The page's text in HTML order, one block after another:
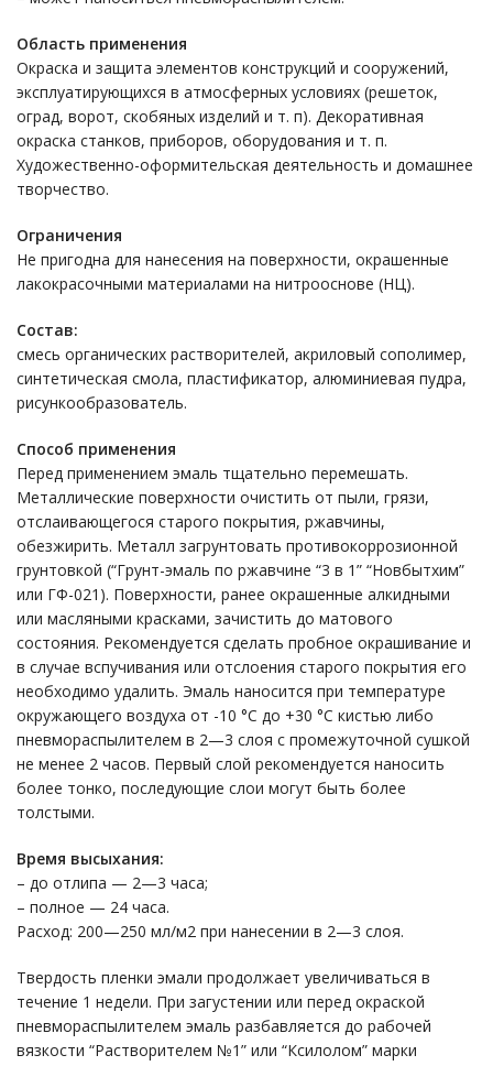
Область применения
Окраска и защита элементов конструкций и сооружений,
эксплуатирующихся в атмосферных условиях (решеток,
оград, ворот, скобяных изделий и т. п). Декоративная
окраска станков, приборов, оборудования и т. п.
Художественно-оформительская деятельность и домашнее
творчество.
Ограничения
Не пригодна для нанесения на поверхности, окрашенные
лакокрасочными материалами на нитрооснове (НЦ).
Состав:
смесь органических растворителей, акриловый сополимер,
синтетическая смола, пластификатор, алюминиевая пудра,
рисункообразователь.
Способ применения
Перед применением эмаль тщательно перемешать.
Металлические поверхности очистить от пыли, грязи,
отслаивающегося старого покрытия, ржавчины,
обезжирить. Металл загрунтовать противокоррозионной
грунтовкой (“Грунт-эмаль по ржавчине “3 в 1” “Новбытхим”
или ГФ-021). Поверхности, ранее окрашенные алкидными
или масляными красками, зачистить до матового
состояния. Рекомендуется сделать пробное окрашивание и
в случае вспучивания или отслоения старого покрытия его
необходимо удалить. Эмаль наносится при температуре
окружающего воздуха от -10 °С до +30 °С кистью либо
пневмораспылителем в 2—3 слоя с промежуточной сушкой
не менее 2 часов. Первый слой рекомендуется наносить
более тонко, последующие слои могут быть более
толстыми.
Время высыхания:
– до отлипа — 2—3 часа;
– полное — 24 часа.
Расход: 200—250 мл/м2 при нанесении в 2—3 слоя.
Твердость пленки эмали продолжает увеличиваться в
течение 1 недели. При загустении или перед окраской
пневмораспылителем эмаль разбавляется до рабочей
вязкости “Растворителем №1” или “Ксилолом” марки